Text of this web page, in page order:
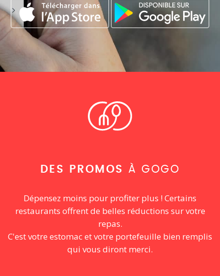
DES PROMOS À GOGO
Dépensez moins pour profiter plus ! Certains
restaurants offrent de belles réductions sur votre
repas.
C'est votre estomac et votre portefeuille bien remplis
qui vous diront merci.